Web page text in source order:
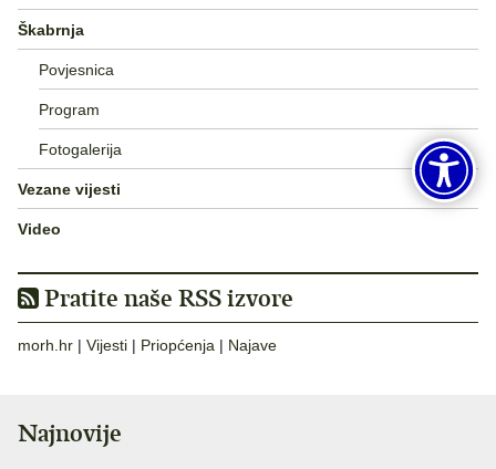
Škabrnja
Povjesnica
Program
Fotogalerija
Vezane vijesti
Video
Pratite naše RSS izvore
morh.hr | Vijesti | Priopćenja | Najave
Najnovije